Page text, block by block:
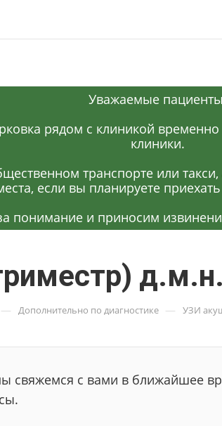
Уважаемые
рядом с клиникой
клиники.
транспорте или
если вы планируете
понимание и приносим
д.м.н.
— Дополнительно по диагностике — УЗИ
свяжемся с вами в ближайшее